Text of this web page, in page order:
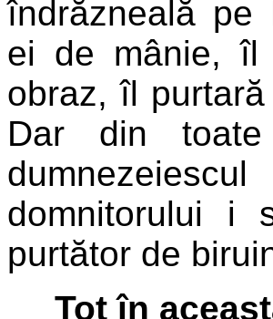
îndrăzneală pe
ei de mânie, îl
obraz, îl
Dar din toate
domnitorului i
purtător de
Tot în